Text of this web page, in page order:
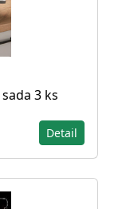
3 ks
Detail